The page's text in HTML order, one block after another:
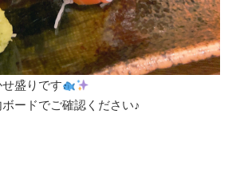
盛りです
ードでご確認ください♪